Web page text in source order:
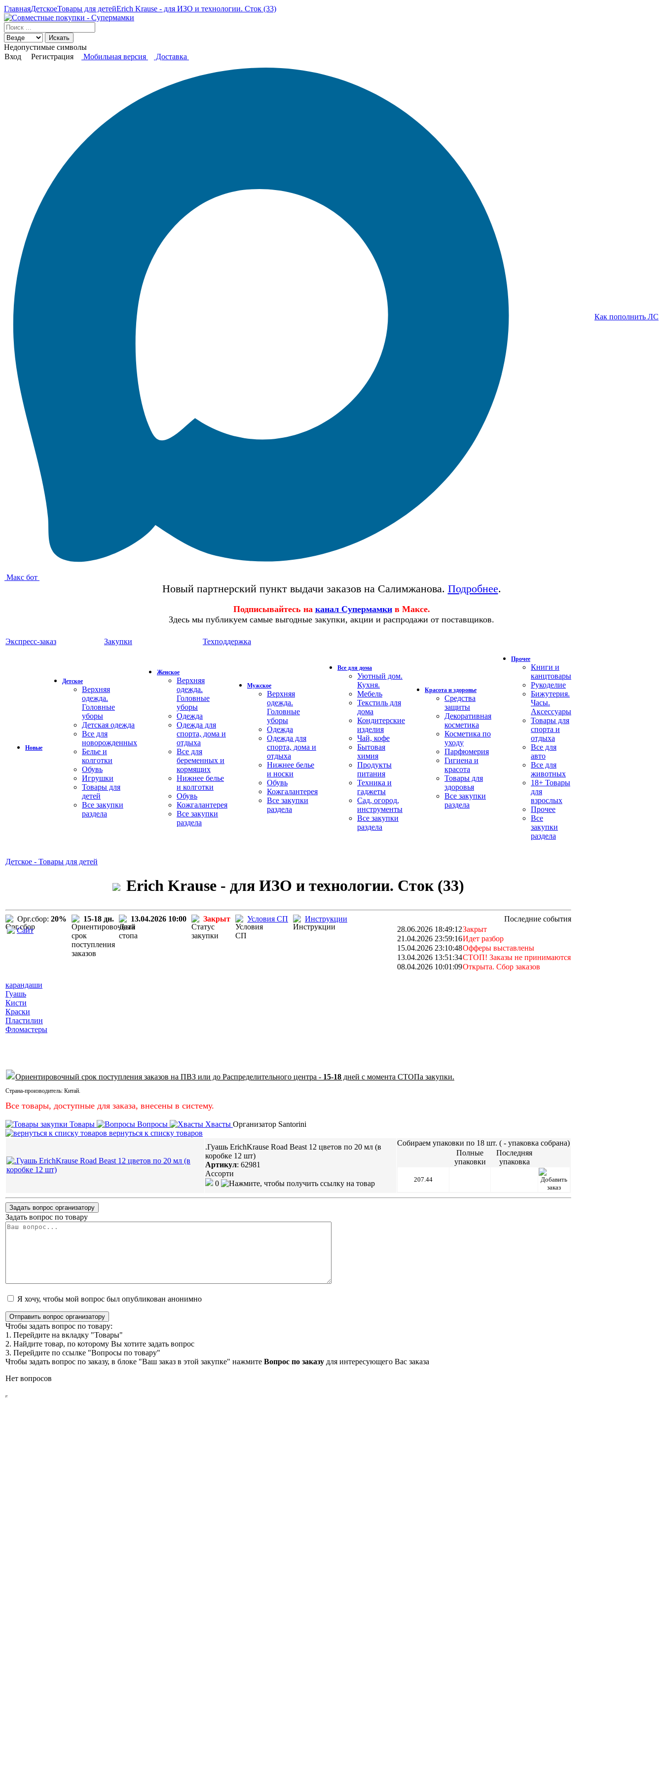
ГлавнаяДетскоеТовары для детейErich Krause - для ИЗО и технологии. Сток (33)
Искать
Недопустимые символы
Вход
Регистрация Мобильная версия Доставка
Макс бот
Как пополнить ЛС
Новый партнерский пункт выдачи заказов на Салимжанова. Подробнее.
Подписывайтесь на канал Супермамки в Максе.
Здесь мы публикуем самые выгодные закупки, акции и распродажи от поставщиков.
Экспресс-заказ Закупки Техподдержка
Новые
Детское
Верхняя
одежда.
Головные
уборы
Детская одежда
Все для
новорожденных
Белье и
колготки
Обувь
Игрушки
Товары для
детей
Все закупки
раздела
Женское
Верхняя
одежда.
Головные
уборы
Одежда
Одежда для
спорта, дома и
отдыха
Все для
беременных и
кормящих
Нижнее белье
и колготки
Обувь
Кожгалантерея
Все закупки
раздела
Мужское
Верхняя
одежда.
Головные
уборы
Одежда
Одежда для
спорта, дома и
отдыха
Нижнее белье
и носки
Обувь
Кожгалантерея
Все закупки
раздела
Все для дома
Уютный дом.
Кухня.
Мебель
Текстиль для
дома
Кондитерские
изделия
Чай, кофе
Бытовая
химия
Продукты
питания
Техника и
гаджеты
Сад, огород,
инструменты
Все закупки
раздела
Красота и здоровье
Средства
защиты
Декоративная
косметика
Косметика по
уходу
Парфюмерия
Гигиена и
красота
Товары для
здоровья
Все закупки
раздела
Прочее
Книги и
канцтовары
Рукоделие
Бижутерия.
Часы.
Аксессуары
Товары для
спорта и
отдыха
Все для
авто
Все для
животных
18+ Товары
для
взрослых
Прочее
Все
закупки
раздела
Детское - Товары для детей
Erich Krause - для ИЗО и технологии. Сток (33)
Орг.сбор: 20% 15-18 дн. 13.04.2026 10:00 Закрыт Условия СП Инструкции
Последние события
28.06.2026 18:49:12Закрыт
21.04.2026 23:59:16Идет разбор
15.04.2026 23:10:48Офферы выставлены
13.04.2026 13:51:34СТОП! Заказы не принимаются
08.04.2026 10:01:09Открыта. Сбор заказов
Сайт
карандаши
Гуашь
Кисти
Краски
Пластилин
Фломастеры
Ориентировочный срок поступления заказов на ПВЗ или до Распределительного центра - 15-18 дней с момента СТОПа закупки.
Страна-производитель: Китай.
Все товары, доступные для заказа, внесены в систему.
Товары Вопросы Хвасты Организатор Santorini
вернуться к списку товаров
.Гуашь ErichKrause Road Beast 12 цветов по 20 мл (в
коробке 12 шт)
Артикул: 62981
Ассорти
0
Собираем упаковки по 18 шт. ( - упаковка собрана)
Полные
упаковки
Последняя
упаковка
207.44
Задать вопрос организатору
Задать вопрос по товару
Я хочу, чтобы мой вопрос был опубликован анонимно
Отправить вопрос организатору
Чтобы задать вопрос по товару:
1. Перейдите на вкладку "Товары"
2. Найдите товар, по которому Вы хотите задать вопрос
3. Перейдите по ссылке "Вопросы по товару"
Чтобы задать вопрос по заказу, в блоке "Ваш заказ в этой закупке" нажмите Вопрос по заказу для интересующего Вас заказа
Нет вопросов